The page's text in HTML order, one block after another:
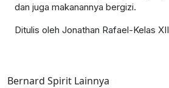
dan juga makanannya bergizi.
Ditulis oleh Jonathan Rafael-Kelas XII
Bernard Spirit Lainnya